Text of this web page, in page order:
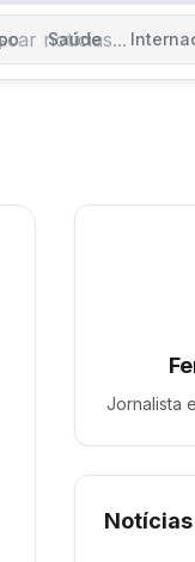
Saúde
notícias
Jornalista